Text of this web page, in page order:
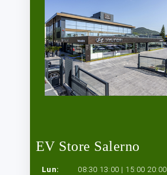
EV Store Salerno
Lun: 08:30 13:00 | 15:00 20:00